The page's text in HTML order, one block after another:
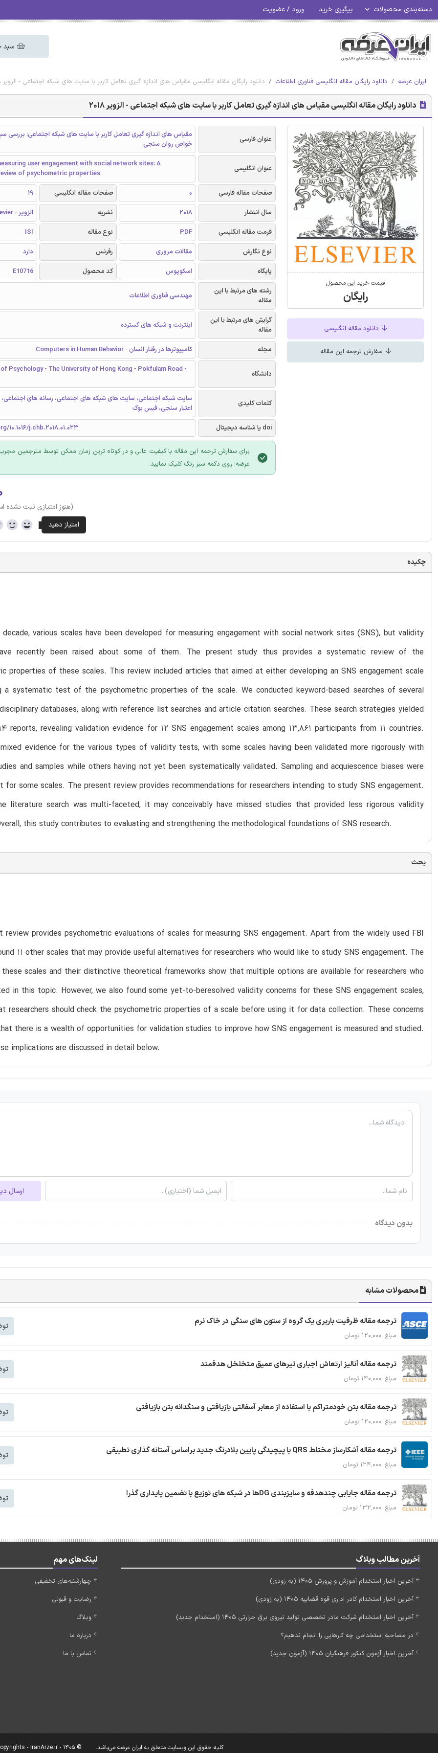
دسته‌بندی محصولات پیگیری خرید ورود / عضویت
سبد
ایران عرضه دانلود رایگان مقاله انگلیسی فناوری اطلاعات دانلود رایگان مقاله انگلیسی مقیاس های اندازه گیری تعامل کاربر با سایت های شبکه اجتماعی - الزویر 2018
دانلود رایگان مقاله انگلیسی مقیاس های اندازه گیری تعامل کاربر با سایت های شبکه اجتماعی - الزویر 2018
قیمت خرید این محصول
رایگان
دانلود مقاله انگلیسی
سفارش ترجمه این مقاله
عنوان فارسی
مقیاس های اندازه گیری تعامل کاربر با سایت های شبکه اجتماعی: بررسی
خواص روان سنجی
عنوان انگلیسی
user engagement with social network sites: A
of psychometric properties
صفحات مقاله فارسی
0 صفحات مقاله انگلیسی
19
سال انتشار
2018 نشریه
الزویر - Elsevier
فرمت مقاله انگلیسی
PDF نوع مقاله
ISI
نوع نگارش
مقالات مروری رفرنس
دارد
پایگاه
اسکوپوس کد محصول
E10716
رشته های مرتبط با این
مقاله
مهندسی فناوری اطلاعات
گرایش های مرتبط با این
مقاله
اینترنت و شبکه های گسترده
مجله کامپیوترها در رفتار انسان - Computers in Human Behavior
دانشگاه Psychology - The University of Hong Kong - Pokfulam Road -
کلمات کلیدی
سایت شبکه اجتماعی، سایت های شبکه های اجتماعی، رسانه های
اعتبار سنجی، فیس بوک
doi یا شناسه دیجیتال
10.1016/j.chb.2018.01.023
برای سفارش ترجمه این مقاله با کیفیت عالی و در کوتاه ترین زمان ممکن توسط مترجمین
عرضه؛ روی دکمه سبز رنگ کلیک نمایید.
(هنوز امتیازی ثبت نشده
چکیده
various scales have been developed for measuring engagement with social network sites (SNS), but validity
recently been raised about some of them. The present study thus provides a systematic review of the
properties of these scales. This review included articles that aimed at either developing an SNS engagement scale
a systematic test of the psychometric properties of the scale. We conducted keyword-based searches of several
databases, along with reference list searches and article citation searches. These search strategies yielded
reports, revealing validation evidence for 12 SNS engagement scales among 13,861 participants from 11 countries.
evidence for the various types of validity tests, with some scales having been validated more rigorously with
and samples while others having not yet been systematically validated. Sampling and acquiescence biases were
for some scales. The present review provides recommendations for researchers intending to study SNS engagement.
literature search was multi-faceted, it may conceivably have missed studies that provided less rigorous validity
this study contributes to evaluating and strengthening the methodological foundations of SNS research.
بحث
review provides psychometric evaluations of scales for measuring SNS engagement. Apart from the widely used FBI
11 other scales that may provide useful alternatives for researchers who would like to study SNS engagement. The
scales and their distinctive theoretical frameworks show that multiple options are available for researchers who
in this topic. However, we also found some yet-to-beresolved validity concerns for these SNS engagement scales,
researchers should check the psychometric properties of a scale before using it for data collection. These concerns
there is a wealth of opportunities for validation studies to improve how SNS engagement is measured and studied.
implications are discussed in detail below.
ارسال
بدون دیدگاه
محصولات مشابه
ترجمه مقاله ظرفیت باربری یک گروه از ستون های سنگی در خاک نرم
مبلغ: ۱۲۰,۰۰۰ تومان
ترجمه مقاله آنالیز ارتعاش اجباری تیرهای عمیق متخلخل هدفمند
مبلغ: ۱۴۰,۰۰۰ تومان
ترجمه مقاله بتن خودمتراکم با استفاده از معابر آسفالتی بازیافتی و سنگدانه بتن بازیافتی
مبلغ: ۱۲۰,۰۰۰ تومان
ترجمه مقاله آشکارساز مختلط QRS با پیچیدگی پایین بلادرنگ جدید براساس آستانه گذاری تطبیقی
مبلغ: ۱۲۴,۰۰۰ تومان
ترجمه مقاله جایابی چندهدفه و سایزبندی DGها در شبکه های توزیع با تضمین پایداری گذرا
مبلغ: ۱۳۲,۰۰۰ تومان
آخرین مطالب وبلاگ
آخرین اخبار استخدام آموزش و پرورش 1405 (به زودی)
آخرین اخبار استخدام کادر اداری قوه قضاییه 1405 (به زودی)
آخرین اخبار استخدام شرکت مادر تخصصی تولید نیروی برق حرارتی 1405 (استخدام جدید)
در مصاحبه استخدامی چه کارهایی را انجام ندهیم؟
آخرین اخبار آزمون کنکور فرهنگیان 1405 (آزمون جدید)
لینک‌های مهم
چهارشنبه‌های تخفیفی
رضایت و قبولی
وبلاگ
درباره ما
تماس با ما
کلیه حقوق این وبسایت متعلق به ایران عرضه می‌باشد. © Copyrights - IranArze.ir - 1405